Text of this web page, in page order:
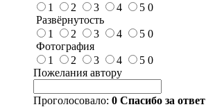
1
2 3 4 5 0
Развёрнутость
1
2 3 4 5 0
Фотография
1
2 3 4 5 0
Пожелания автору
Проголосовало: 0 Спасибо за ответ